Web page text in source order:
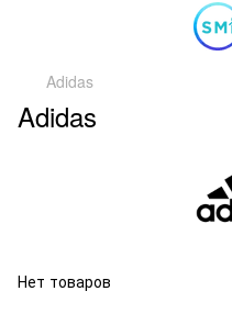
Adidas
Adidas
Нет товаров